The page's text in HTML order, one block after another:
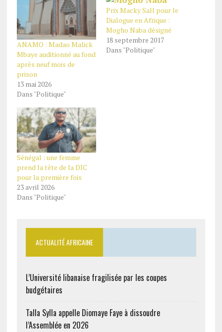
ANAMO : Madao Malick
Mbaye auditionné au fond
après neuf mois de
prison
13 mai 2026
Dans "Politique"
Prix Macky Sall pour le
Dialogue en Afrique :
Mogho Naba désigné
18 septembre 2017
Dans "Politique"
Sénégal : une femme
prend la tête de la DIC
pour la première fois
23 avril 2026
Dans "Politique"
ACTUALITÉ AFRICAINE
L’Université libanaise fragilisée par les coupes
budgétaires
Talla Sylla appelle Diomaye Faye à dissoudre
l’Assemblée en 2026